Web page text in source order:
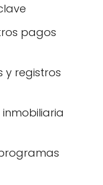
pagos
y registros